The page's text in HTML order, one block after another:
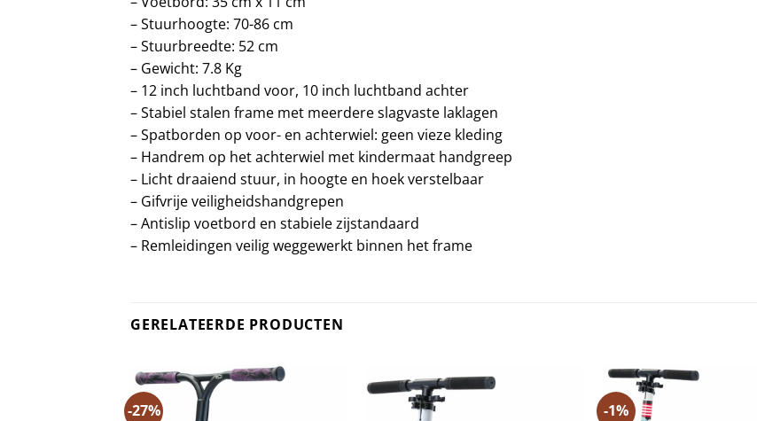
– Stuurhoogte: 70-86 cm
– Stuurbreedte: 52 cm
– Gewicht: 7.8 Kg
– 12 inch luchtband voor, 10 inch luchtband achter
– Stabiel stalen frame met meerdere slagvaste laklagen
– Spatborden op voor- en achterwiel: geen vieze kleding
– Handrem op het achterwiel met kindermaat handgreep
– Licht draaiend stuur, in hoogte en hoek verstelbaar
– Gifvrije veiligheidshandgrepen
– Antislip voetbord en stabiele zijstandaard
– Remleidingen veilig weggewerkt binnen het frame
GERELATEERDE PRODUCTEN
-27% -1%